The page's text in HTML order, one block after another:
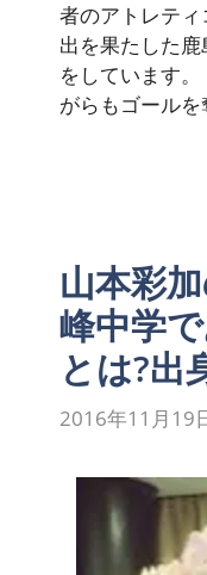
者のアトレテ
出を果たした
をしています
がらもゴールを
山本彩
峰中学
とは?出
2016年11月19